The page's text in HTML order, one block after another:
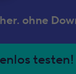
ohne
testen!